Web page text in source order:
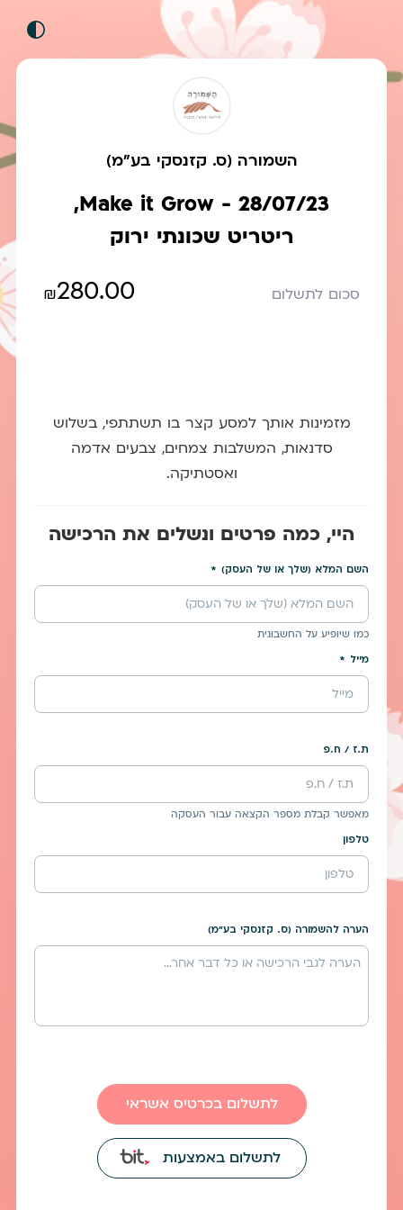
השמורה (ס. קזנסקי בע"מ)
Make it Grow - 28/07/23,
ריטריט שכונתי ירוק
סכום לתשלום ₪280.00
מזמינות אותך למסע קצר בו תשתתפי, בשלוש
סדנאות, המשלבות צמחים, צבעים אדמה
ואסטתיקה.
היי, כמה פרטים ונשלים את הרכישה
השם המלא (שלך או של העסק)
כמו שיופיע על החשבונית
מייל
ת.ז / ח.פ
מאפשר קבלת מספר הקצאה עבור העסקה
טלפון
הערה להשמורה (ס. קזנסקי בע"מ)
לתשלום בכרטיס אשראי
לתשלום באמצעות